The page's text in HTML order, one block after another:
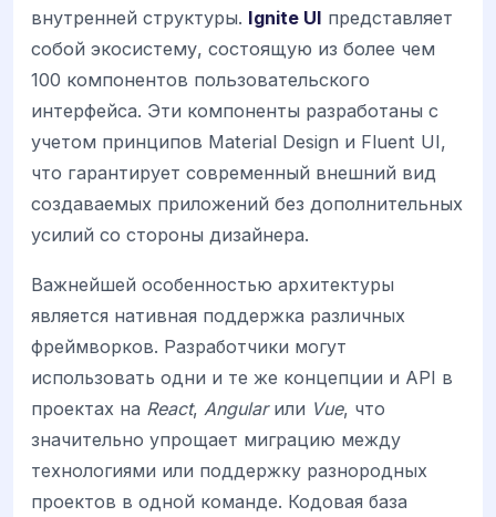
внутренней структуры. Ignite UI представляет
собой экосистему, состоящую из более чем
100 компонентов пользовательского
интерфейса. Эти компоненты разработаны с
учетом принципов Material Design и Fluent UI,
что гарантирует современный внешний вид
создаваемых приложений без дополнительных
усилий со стороны дизайнера.
Важнейшей особенностью архитектуры
является нативная поддержка различных
фреймворков. Разработчики могут
использовать одни и те же концепции и API в
проектах на React, Angularили Vue, что
значительно упрощает миграцию между
технологиями или поддержку разнородных
проектов в одной команде. Кодовая база